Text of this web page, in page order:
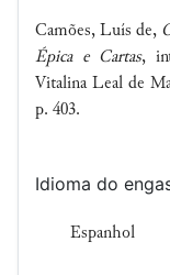
Camões, Luís de,
Épica e Cartas,
Vitalina Leal de
p. 403.
Idioma do
Espanhol